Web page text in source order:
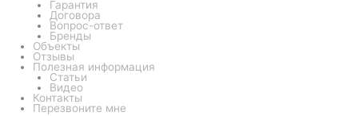
Гарантия
Договора
Вопрос-ответ
Бренды
Объекты
Отзывы
Полезная информация
Статьи
Видео
Контакты
Перезвоните мне